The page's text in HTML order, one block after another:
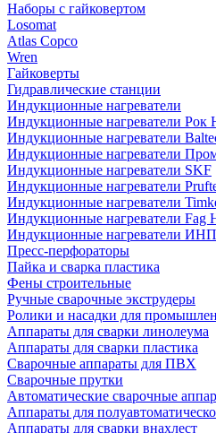
Наборы с гайковертом
Losomat
Atlas Copco
Wren
Гайковерты
Гидравлические станции
Индукционные нагреватели
Индукционные нагреватели Рок
Индукционные нагреватели
Индукционные нагреватели
Индукционные нагреватели SKF
Индукционные нагреватели
Индукционные нагреватели
Индукционные нагреватели Fag
Индукционные нагреватели ИНП
Пресс-перфораторы
Пайка и сварка пластика
Фены строительные
Ручные сварочные экструдеры
Ролики и насадки для
Аппараты для сварки линолеума
Аппараты для сварки пластика
Сварочные аппараты для ПВХ
Сварочные прутки
Автоматические сварочные
Аппараты для
Аппараты для сварки внахлест